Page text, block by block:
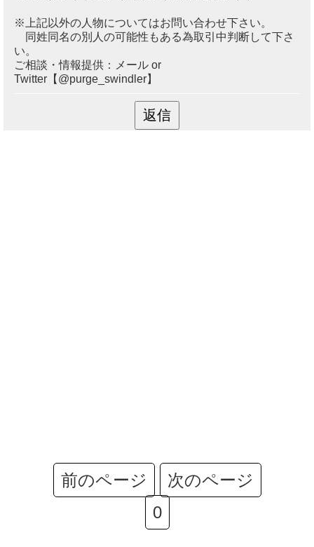
※上記以外の人物についてはお問い合わせ下さい。
同姓同名の別人の可能性もある為取引中判断して下さ
い。
ご相談・情報提供：メール or
Twitter【@purge_swindler】
前のページ
次のページ
0